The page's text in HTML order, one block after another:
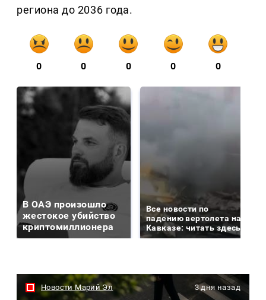
региона до 2036 года.
0 0 0 0 0
В ОАЭ произошло
жестокое убийство
криптомиллионера
Все новости по
падению вертолета на
Кавказе: читать здесь
Новости Марий Эл 3 дня назад